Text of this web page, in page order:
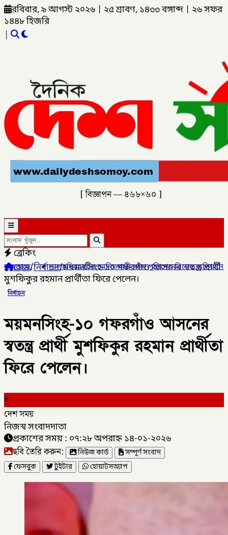
রবিবার, ৯ আগস্ট ২০২৬ ২৫ শ্রাবণ, ১৪৩৩ বঙ্গাব্দ
২৬ সফর
১৪৪৮ হিজরি
|
[ বিজ্ঞাপন — ৪৬৮×৬০ ]
ব্রেকিং
আদিতমারী থানা পুলিশের বিশেষ অভিযানে , মাদক সম্রাট
হোম/নির্বাচন/ময়মনসিংহ-১০ গফরগাঁও আসনের স্বতন্ত্র প্রার্থী
মুশফিকুর রহমান প্রার্থীতা ফিরে পেলেন।
নির্বাচন
ময়মনসিংহ-১০ গফরগাঁও আসনের
স্বতন্ত্র প্রার্থী মুশফিকুর রহমান প্রার্থীতা
ফিরে পেলেন।
দ
দেশ সময়
নিজস্ব সংবাদদাতা
প্রকাশের সময় : ০৭:২৮ অপরাহ্ন ১৪-০১-২০২৬
ছবি তৈরি করুন: নিউজ কার্ড
সম্পূর্ণ সংবাদ
ফেসবুক
টুইটার হোয়াটসঅ্যাপ